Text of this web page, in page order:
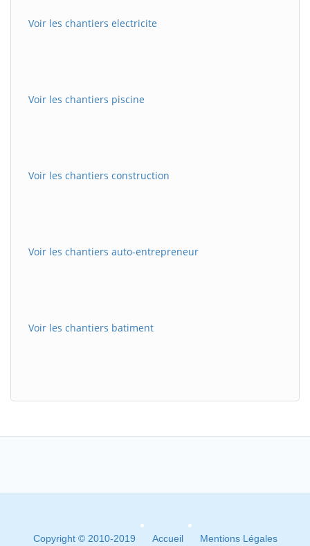
Voir les chantiers electricite
Voir les chantiers piscine
Voir les chantiers construction
Voir les chantiers auto-entrepreneur
Voir les chantiers batiment
Copyright © 2010-2019 Accueil Mentions Légales